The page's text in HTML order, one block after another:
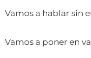
Vamos a hablar sin
Vamos a poner en